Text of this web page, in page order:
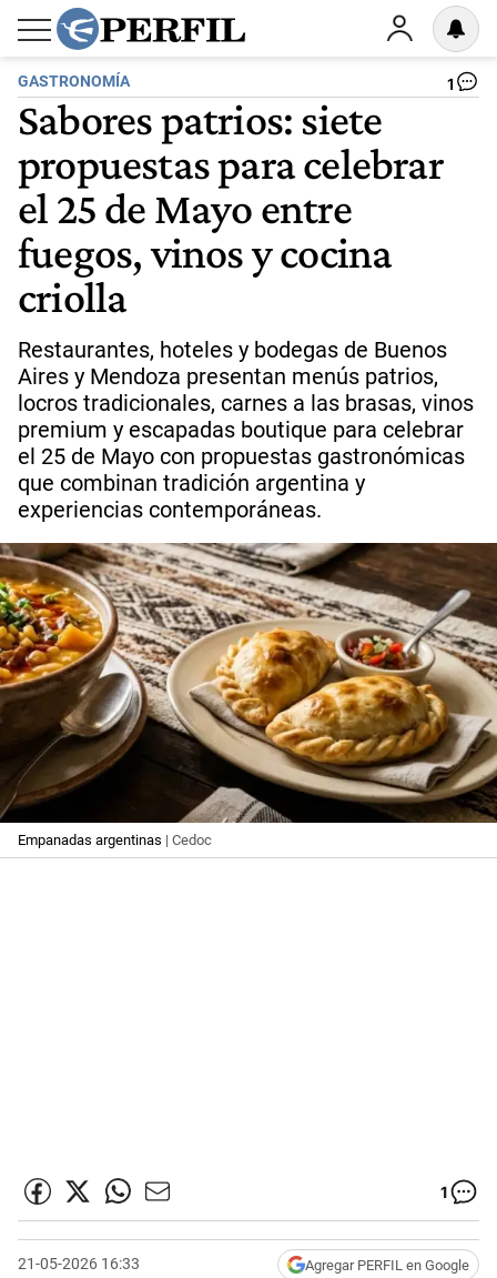
GASTRONOMÍA 1
Sabores patrios: siete
propuestas para celebrar
el 25 de Mayo entre
fuegos, vinos y cocina
criolla
Restaurantes, hoteles y bodegas de Buenos
Aires y Mendoza presentan menús patrios,
locros tradicionales, carnes a las brasas, vinos
premium y escapadas boutique para celebrar
el 25 de Mayo con propuestas gastronómicas
que combinan tradición argentina y
experiencias contemporáneas.
Empanadas argentinas | Cedoc
1
21-05-2026 16:33 Agregar PERFIL en Google